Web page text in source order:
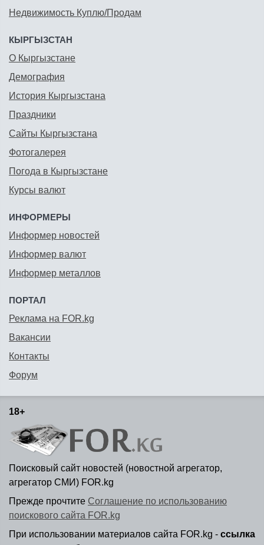
Недвижимость Куплю/Продам
КЫРГЫЗСТАН
О Кыргызстане
Демография
История Кыргызстана
Праздники
Сайты Кыргызстана
Фотогалерея
Погода в Кыргызстане
Курсы валют
ИНФОРМЕРЫ
Информер новостей
Информер валют
Информер металлов
ПОРТАЛ
Реклама на FOR.kg
Вакансии
Контакты
Форум
18+
Поисковый сайт новостей (новостной агрегатор,
агрегатор СМИ) FOR.kg
Прежде прочтите Соглашение по использованию
поискового сайта FOR.kg
При использовании материалов сайта FOR.kg - ссылка